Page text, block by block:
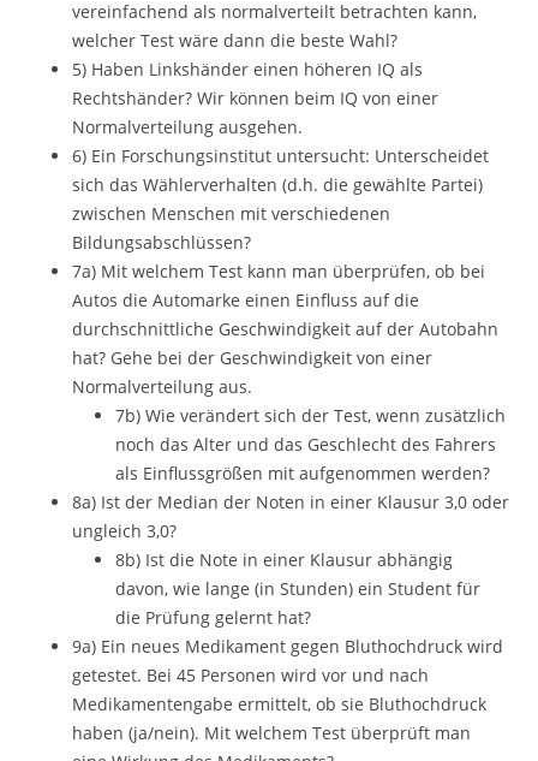
vereinfachend als normalverteilt betrachten kann,
welcher Test wäre dann die beste Wahl?
5) Haben Linkshänder einen höheren IQ als
Rechtshänder? Wir können beim IQ von einer
Normalverteilung ausgehen.
6) Ein Forschungsinstitut untersucht: Unterscheidet
sich das Wählerverhalten (d.h. die gewählte Partei)
zwischen Menschen mit verschiedenen
Bildungsabschlüssen?
7a) Mit welchem Test kann man überprüfen, ob bei
Autos die Automarke einen Einfluss auf die
durchschnittliche Geschwindigkeit auf der Autobahn
hat? Gehe bei der Geschwindigkeit von einer
Normalverteilung aus.
7b) Wie verändert sich der Test, wenn zusätzlich
noch das Alter und das Geschlecht des Fahrers
als Einflussgrößen mit aufgenommen werden?
8a) Ist der Median der Noten in einer Klausur 3,0 oder
ungleich 3,0?
8b) Ist die Note in einer Klausur abhängig
davon, wie lange (in Stunden) ein Student für
die Prüfung gelernt hat?
9a) Ein neues Medikament gegen Bluthochdruck wird
getestet. Bei 45 Personen wird vor und nach
Medikamentengabe ermittelt, ob sie Bluthochdruck
haben (ja/nein). Mit welchem Test überprüft man